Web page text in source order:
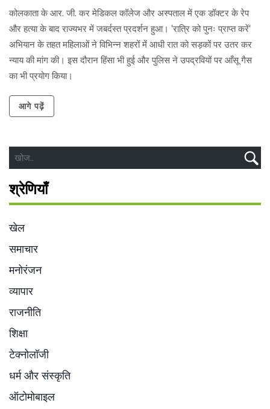
कोलकाता के आर. जी. कर मेडिकल कॉलेज और अस्पताल में एक डॉक्टर के रेप
और हत्या के बाद राज्यभर में जबर्दस्त प्रदर्शन हुआ। 'रात्रि को पुनः प्राप्त करें'
अभियान के तहत महिलाओं ने विभिन्न शहरों में आधी रात को सड़कों पर उतर कर
न्याय की मांग की। इस दौरान हिंसा भी हुई और पुलिस ने उपद्रवियों पर आँसू गैस
का भी प्रयोग किया।
आगे पढ़ें
श्रेणियाँ
खेल
समाचार
मनोरंजन
व्यापार
राजनीति
शिक्षा
टेक्नोलॉजी
धर्म और संस्कृति
ऑटोमोबाइल